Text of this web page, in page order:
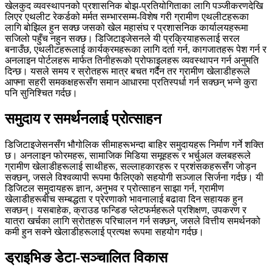
खेलकुद व्यवस्थापनको प्रशासनिक बोझ-प्रतियोगिताका लागि पञ्जीकरणदेखि
लिएर एथलीट रेकर्डको मर्मत सम्भारसम्म-विशेष गरी ग्रामीण एथलीटहरूका
लागि बोझिल हुन सक्छ जसको खेल महासंघ र प्रशासनिक कार्यालयहरूमा
सजिलो पहुँच नहुन सक्छ। डिजिटाइजेसनले यी प्रक्रियाहरूलाई सरल
बनाउँछ, एथलीटहरूलाई कार्यक्रमहरूका लागि दर्ता गर्न, कागजातहरू पेश गर्न र
अनलाइन पोर्टलहरू मार्फत तिनीहरूको प्रोफाइलहरू व्यवस्थापन गर्न अनुमति
दिन्छ। यसले समय र स्रोतहरू मात्र बचत गर्दैन तर ग्रामीण खेलाडीहरूले
आफ्ना सहरी समकक्षहरूसँग समान आधारमा प्रतिस्पर्धा गर्न सक्छन् भन्ने कुरा
पनि सुनिश्चित गर्दछ।
समुदाय र समर्थनलाई प्रोत्साहन
डिजिटाइजेसनसँग भौगोलिक सीमाहरूभन्दा बाहिर समुदायहरू निर्माण गर्ने शक्ति
छ। अनलाइन फोरमहरू, सामाजिक मिडिया समूहहरू र भर्चुअल क्लबहरूले
ग्रामीण खेलाडीहरूलाई साथीहरू, सल्लाहकारहरू र प्रशंसकहरूसँग जोड्न
सक्छन्, जसले विश्वव्यापी रूपमा फैलिएको सहयोगी सञ्जाल सिर्जना गर्दछ। यी
डिजिटल समुदायहरू ज्ञान, अनुभव र प्रोत्साहन साझा गर्न, ग्रामीण
खेलाडीहरूबीच सम्बद्धता र प्रेरणाको भावनालाई बढावा दिन सहायक हुन
सक्छन्। यसबाहेक, क्राउड फन्डिङ प्लेटफर्महरूले प्रशिक्षण, उपकरण र
यात्रा खर्चका लागि स्रोतहरू परिचालन गर्न सक्छन्, जसले वित्तीय समर्थनको
कमी हुन सक्ने खेलाडीहरूलाई प्रत्यक्ष रूपमा सहयोग गर्दछ।
ड्राइभिङ डेटा-सञ्चालित विकास